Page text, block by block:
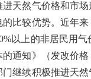
天然气价格和市
比较优势。近年
以上的非居民用
通知》（发改价
继续积极推进天